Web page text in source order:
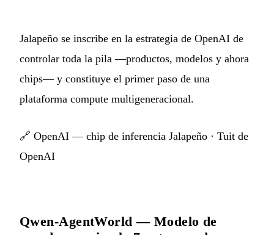
Jalapeño se inscribe en la estrategia de OpenAI de
controlar toda la pila —productos, modelos y ahora
chips— y constituye el primer paso de una
plataforma compute multigeneracional.
🔗 OpenAI — chip de inferencia Jalapeño · Tuit de
OpenAI
Qwen-AgentWorld — Modelo de